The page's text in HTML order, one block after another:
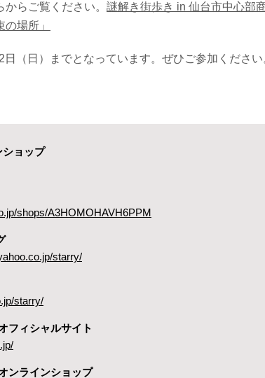
らご覧ください。 謎解き街歩き in 仙台市中心部
場所」
（日）までとなっています。ぜひご参加ください
ショップ
shops/A3HOMOHAVH6PPM
starry/
starry/
フィシャルサイト
ンラインショップ